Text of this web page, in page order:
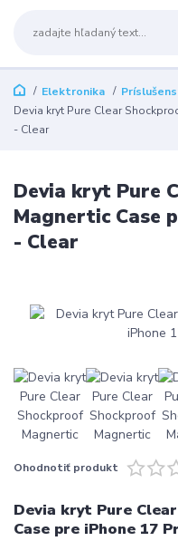
Elektronika
Devia kryt Pure Clear
- Clear
Devia kryt Pure
Magnertic Case
- Clear
Ohodnotiť produkt
Devia kryt Pure
Case pre iPhone 17